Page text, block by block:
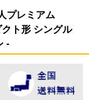
プレミアム
ト形 シングル
-